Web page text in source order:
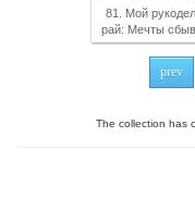
81. Мой
рай: Мечты
prev
The collection has